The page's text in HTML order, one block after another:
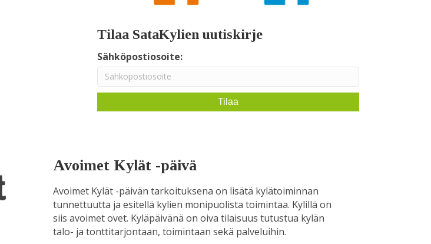
Tilaa SataKylien uutiskirje
Sähköpostiosoite:
Avoimet Kylät -päivä
Avoimet Kylät -päivän tarkoituksena on lisätä kylätoiminnan
tunnettuutta ja esitellä kylien monipuolista toimintaa. Kylillä on
siis avoimet ovet. Kyläpäivänä on oiva tilaisuus tutustua kylän
talo- ja tonttitarjontaan, toimintaan sekä palveluihin.